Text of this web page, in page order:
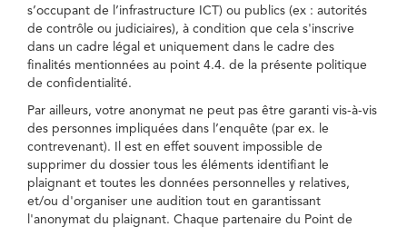
s’occupant de l’infrastructure ICT) ou publics (ex : autorités
de contrôle ou judiciaires), à condition que cela s'inscrive
dans un cadre légal et uniquement dans le cadre des
finalités mentionnées au point 4.4. de la présente politique
de confidentialité.
Par ailleurs, votre anonymat ne peut pas être garanti vis-à-vis
des personnes impliquées dans l’enquête (par ex. le
contrevenant). Il est en effet souvent impossible de
supprimer du dossier tous les éléments identifiant le
plaignant et toutes les données personnelles y relatives,
et/ou d'organiser une audition tout en garantissant
l'anonymat du plaignant. Chaque partenaire du Point de